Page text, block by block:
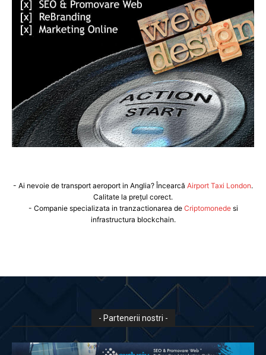
- Ai nevoie de transport aeroport in Anglia? Încearcă Airport Taxi London.
Calitate la prețul corect.
- Companie specializata in tranzactionarea de Criptomonedesi
infrastructura blockchain.
- Partenerii nostri -